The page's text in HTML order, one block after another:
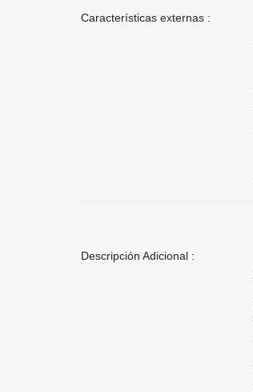
Características externas :
Descripción Adicional :